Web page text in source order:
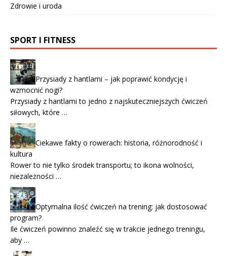
Zdrowie i uroda
SPORT I FITNESS
Przysiady z hantlami – jak poprawić kondycję i
wzmocnić nogi?
Przysiady z hantlami to jedno z najskuteczniejszych ćwiczeń
siłowych, które …
Ciekawe fakty o rowerach: historia, różnorodność i
kultura
Rower to nie tylko środek transportu; to ikona wolności,
niezależności …
Optymalna ilość ćwiczeń na trening: jak dostosować
program?
Ile ćwiczeń powinno znaleźć się w trakcie jednego treningu,
aby …